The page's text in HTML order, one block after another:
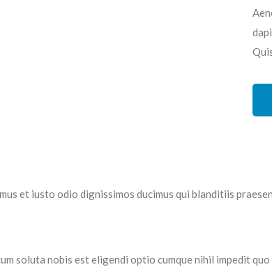
et iusto odio dignissimos ducimus qui blanditiis
soluta nobis est eligendi optio cumque nihil impedit quo